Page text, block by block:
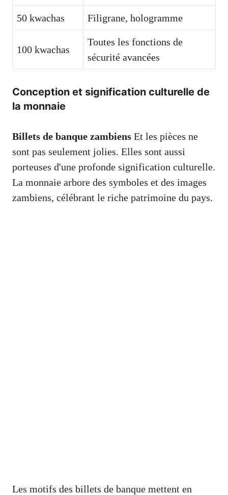
50 kwachas Filigrane, hologramme
100 kwachas
Toutes les fonctions de
sécurité avancées
Conception et signification culturelle de
la monnaie
Billets de banque zambiens Et les pièces ne
sont pas seulement jolies. Elles sont aussi
porteuses d'une profonde signification culturelle.
La monnaie arbore des symboles et des images
zambiens, célébrant le riche patrimoine du pays.
Les motifs des billets de banque mettent en